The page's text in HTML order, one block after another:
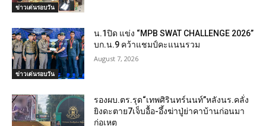
ข่าวเด่นรอบวัน
ข่าวเด่นรอบวัน
น.1ปิด แข่ง “MPB SWAT CHALLENGE 2026”
บก.น.9 คว้าแชมป์คะแนนรวม
August 7, 2026
รองผบ.ตร.รุด“เทพศิรินทร์นนท์”หลังนร.คลั่ง
ยิงดะตาย7เจ็บอื้อ-อึ้งฆ่าปู่ย่าคาบ้านก่อนมา
ก่อเหตุ